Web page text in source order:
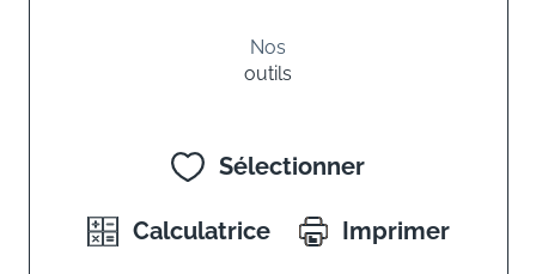
Nos
outils
Sélectionner
Calculatrice Imprimer